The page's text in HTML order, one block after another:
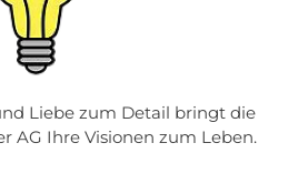
Liebe zum Detail bringt die
AG Ihre Visionen zum Leben.